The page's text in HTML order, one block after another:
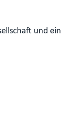
und ein